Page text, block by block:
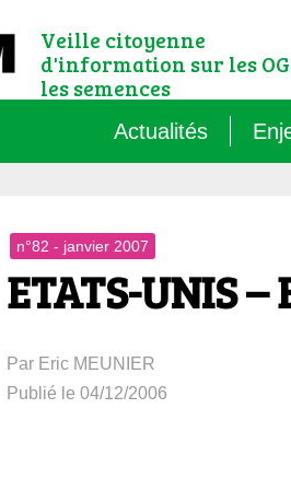
Veille citoyenne
d'information sur les
les semences
Actualités
n°82 - janvier 2007
ETATS-UNIS
Par Eric MEUNIER
Publié le 04/12/2006